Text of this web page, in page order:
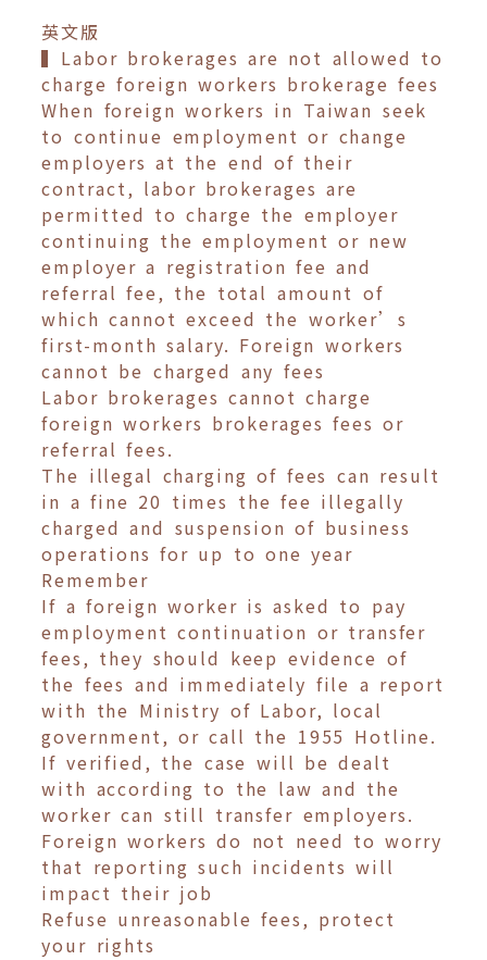
英文版
▍Labor brokerages are not allowed to
charge foreign workers brokerage fees
When foreign workers in Taiwan seek
to continue employment or change
employers at the end of their
contract, labor brokerages are
permitted to charge the employer
continuing the employment or new
employer a registration fee and
referral fee, the total amount of
which cannot exceed the worker’s
first-month salary. Foreign workers
cannot be charged any fees
Labor brokerages cannot charge
foreign workers brokerages fees or
referral fees.
The illegal charging of fees can result
in a fine 20 times the fee illegally
charged and suspension of business
operations for up to one year
Remember
If a foreign worker is asked to pay
employment continuation or transfer
fees, they should keep evidence of
the fees and immediately file a report
with the Ministry of Labor, local
government, or call the 1955 Hotline.
If verified, the case will be dealt
with according to the law and the
worker can still transfer employers.
Foreign workers do not need to worry
that reporting such incidents will
impact their job
Refuse unreasonable fees, protect
your rights